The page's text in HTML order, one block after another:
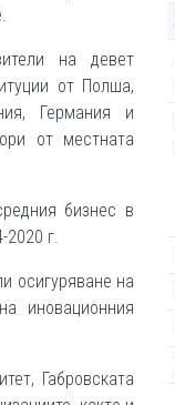
на девет
от Полша,
Германия и
от местната
бизнес в
2020 г.
осигуряване на
иновационния
Габровската